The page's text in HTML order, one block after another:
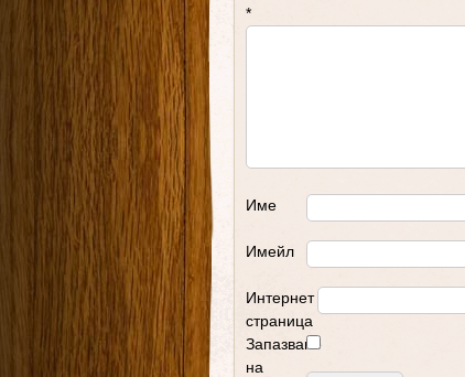
*
Име
Имейл
Интернет
страница
Запазване
на